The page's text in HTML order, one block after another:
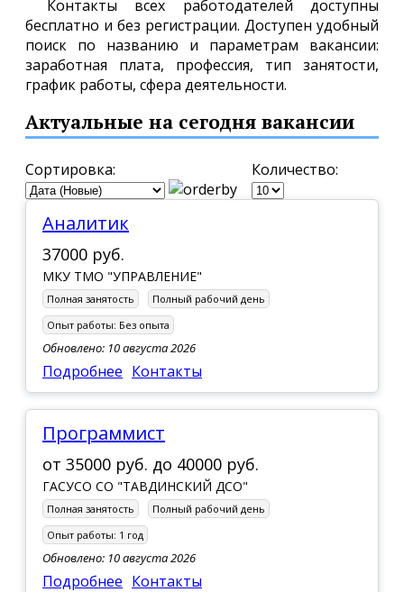
Контакты всех работодателей доступны
бесплатно и без регистрации. Доступен удобный
поиск по названию и параметрам вакансии:
заработная плата, профессия, тип занятости,
график работы, сфера деятельности.
Актуальные на сегодня вакансии
Сортировка: Количество:
Аналитик
37000 руб.
МКУ ТМО "УПРАВЛЕНИЕ"
Полная занятость
Полный рабочий день
Опыт работы: Без опыта
Обновлено: 10 августа 2026
Подробнее Контакты
Программист
от 35000 руб. до 40000 руб.
ГАСУСО СО "ТАВДИНСКИЙ ДСО"
Полная занятость
Полный рабочий день
Опыт работы: 1 год
Обновлено: 10 августа 2026
Подробнее Контакты